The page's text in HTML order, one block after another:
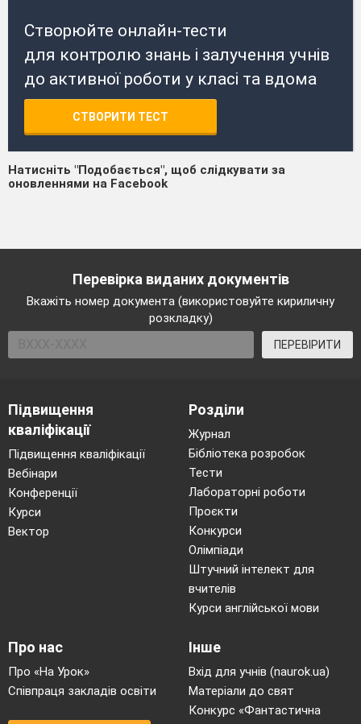
Створюйте онлайн-тести
для контролю знань і залучення учнів
до активної роботи у класі та вдома
СТВОРИТИ ТЕСТ
Натисніть "Подобається", щоб слідкувати за
оновленнями на Facebook
Перевірка виданих документів
Вкажіть номер документа (використовуйте кириличну
розкладку)
ПЕРЕВІРИТИ
Підвищення
кваліфікації
Підвищення кваліфікації
Вебінари
Конференції
Курси
Вектор
Розділи
Журнал
Бібліотека розробок
Тести
Лабораторні роботи
Проєкти
Конкурси
Олімпіади
Штучний інтелект для
вчителів
Курси англійської мови
Про нас
Про «На Урок»
Співпраця закладів освіти
Інше
Вхід для учнів (naurok.ua)
Матеріали до свят
Конкурс «Фантастична